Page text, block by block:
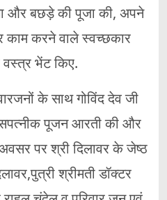
और बछड़े की पूजा की, अपने
काम करने वाले स्वच्छकार
वस्त्र भेंट किए.
के साथ गोविंद देव जी
पूजन आरती की और
पर श्री दिलावर के जेष्ठ
श्रीमती डॉक्टर